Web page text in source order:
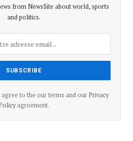
from NewsSite about world, sports
and politics.
agree to the our terms and our Privacy
agreement.